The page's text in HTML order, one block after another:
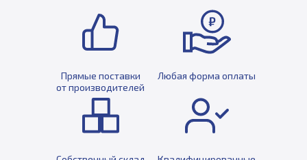
Прямые поставки
от производителей
Любая форма оплаты